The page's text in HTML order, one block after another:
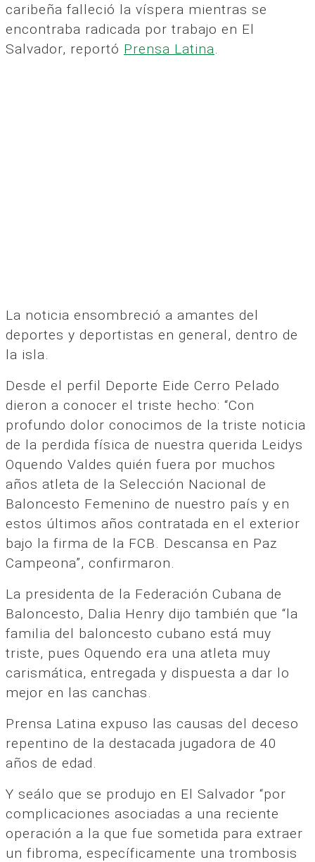
caribeña falleció la víspera mientras se
encontraba radicada por trabajo en El
Salvador, reportó Prensa Latina.
La noticia ensombreció a amantes del
deportes y deportistas en general, dentro de
la isla.
Desde el perfil Deporte Eide Cerro Pelado
dieron a conocer el triste hecho: “Con
profundo dolor conocimos de la triste noticia
de la perdida física de nuestra querida Leidys
Oquendo Valdes quién fuera por muchos
años atleta de la Selección Nacional de
Baloncesto Femenino de nuestro país y en
estos últimos años contratada en el exterior
bajo la firma de la FCB. Descansa en Paz
Campeona”, confirmaron.
La presidenta de la Federación Cubana de
Baloncesto, Dalia Henry dijo también que “la
familia del baloncesto cubano está muy
triste, pues Oquendo era una atleta muy
carismática, entregada y dispuesta a dar lo
mejor en las canchas.
Prensa Latina expuso las causas del deceso
repentino de la destacada jugadora de 40
años de edad.
Y seálo que se produjo en El Salvador “por
complicaciones asociadas a una reciente
operación a la que fue sometida para extraer
un fibroma, específicamente una trombosis